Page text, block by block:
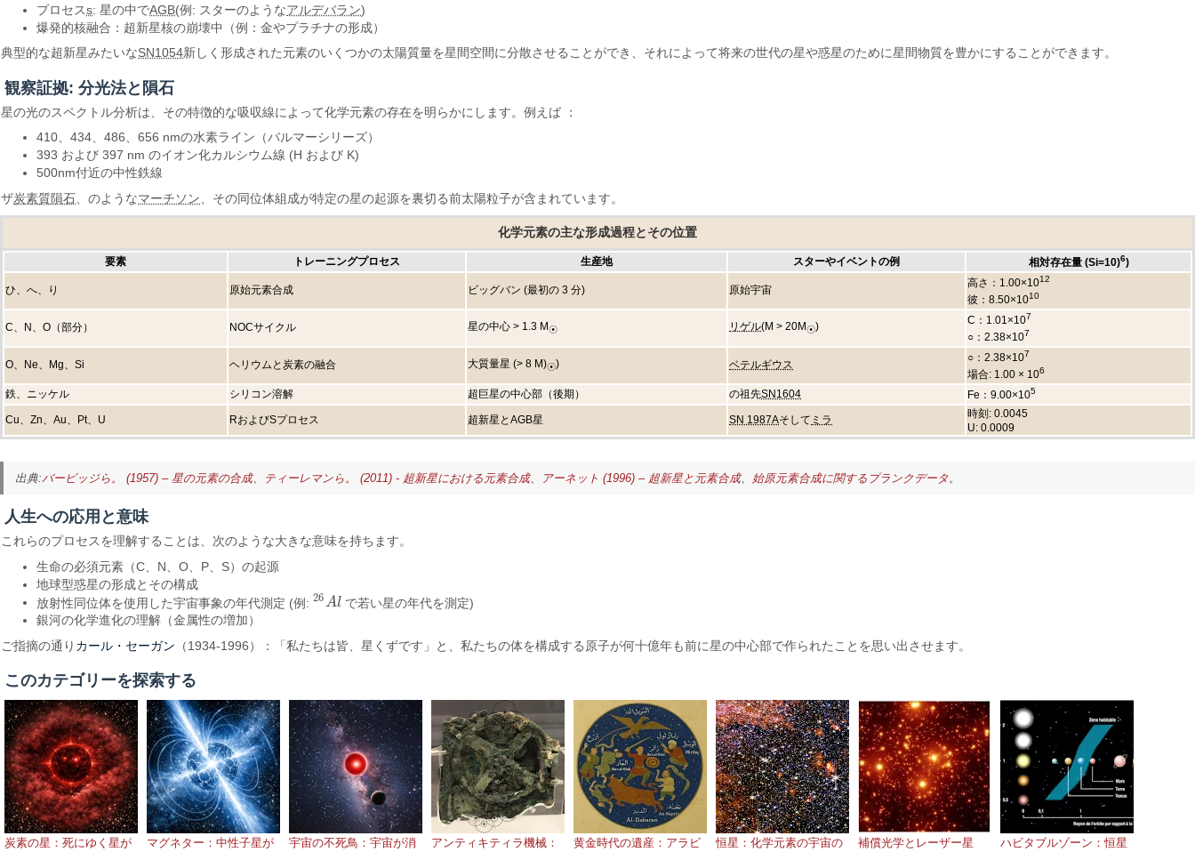
プロセスs: 星の中でAGB(例: スターのようなアルデバラン)
爆発的核融合：超新星核の崩壊中（例：金やプラチナの形成）
典型的な超新星みたいなSN1054新しく形成された元素のいくつかの太陽質量を星間空間に分散させることができ、それによって将来の世代の星や惑星のために星間物質を豊かにすることができます。
観察証拠: 分光法と隕石
星の光のスペクトル分析は、その特徴的な吸収線によって化学元素の存在を明らかにします。例えば ​​：
410、434、486、656 nmの水素ライン（バルマーシリーズ）
393 および 397 nm のイオン化カルシウム線 (H および K)
500nm付近の中性鉄線
ザ炭素質隕石 、のようなマーチソン 、その同位体組成が特定の星の起源を裏切る前太陽粒子が含まれています。
化学元素の主な形成過程とその位置
要素 トレーニングプロセス 生産地 スターやイベントの例 相対存在量 (Si=10)6)
ひ、へ、り 原始元素合成 ビッグバン (最初の 3 分) 原始宇宙
高さ：1.00×1012
彼：8.50×1010
C、N、O（部分） NOCサイクル 星の中心 > 1.3 M☉ リゲル(M > 20M☉) C：1.01×107
○：2.38×107
O、Ne、Mg、Si ヘリウムと炭素の融合 大質量星 (> 8 M)☉) ベテルギウス
○：2.38×107
場合: 1.00 × 106
鉄、ニッケル シリコン溶解 超巨星の中心部（後期） の祖先SN1604 Fe：9.00×105
Cu、Zn、Au、Pt、U RおよびSプロセス 超新星とAGB星 SN 1987Aそして ミラ
時刻: 0.0045
U: 0.0009
出典:バービッジら。 (1957) – 星の元素の合成、 ティーレマンら。 (2011) - 超新星における元素合成、 アーネット (1996) – 超新星と元素合成、 始原元素合成に関するプランクデータ。
人生への応用と意味
これらのプロセスを理解することは、次のような大きな意味を持ちます。
生命の必須元素（C、N、O、P、S）の起源
地球型惑星の形成とその構成
放射性同位体を使用した宇宙事象の年代測定 (例:26Al
26Al で若い星の年代を測定)
銀河の化学進化の理解（金属性の増加）
ご指摘の通り カール・セーガン （1934-1996）：「私たちは皆、星くずです」と、私たちの体を構成する原子が何十億年も前に星の中心部で作られたことを思い出させます。
このカテゴリーを探索する
炭素の星：死にゆく星が
マグネター：中性子星が
宇宙の不死鳥：宇宙が消
アンティキティラ機械：
黄金時代の遺産：アラビ
恒星：化学元素の宇宙の
補償光学とレーザー星
ハビタブルゾーン：恒星